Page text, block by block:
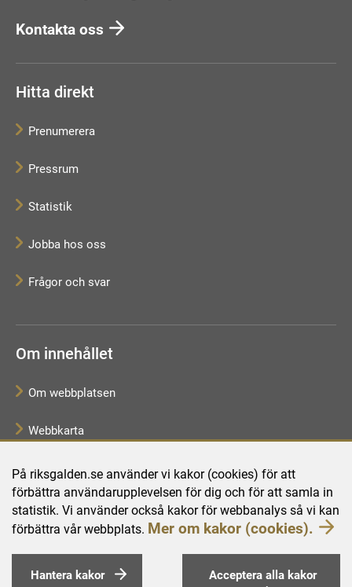
På riksgalden.se använder vi kakor (cookies) för att
förbättra användarupplevelsen för dig och för att samla in
statistik. Vi använder också kakor för webbanalys så vi kan
förbättra vår webbplats. Mer om kakor (cookies).
Hantera kakor Acceptera alla kakor
Kontakta oss
Hitta direkt
Prenumerera
Pressrum
Statistik
Jobba hos oss
Frågor och svar
Om innehållet
Om webbplatsen
Webbkarta
Tillgänglighetsredogörelse
Behandling av personuppgifter